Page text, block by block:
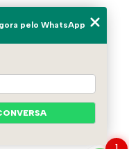
1
pelo WhatsApp